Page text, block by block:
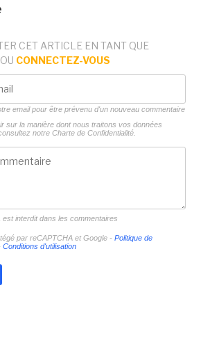
CET ARTICLE EN TANT QUE
OU CONNECTEZ-VOUS
email pour être prévenu d'un nouveau commentaire
sur la manière dont nous traitons vos données
notre Charte de Confidentialité.
est interdit dans les commentaires
par reCAPTCHA et Google - Politique de
Conditions d'utilisation